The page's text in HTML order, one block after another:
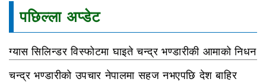
पछिल्ला अप्डेट
ग्यास सिलिन्डर विस्फोटमा घाइते चन्द्र भण्डारीकी आमाको निधन
चन्द्र भण्डारीको उपचार नेपालमा सहज नभएपछि देश बाहिर